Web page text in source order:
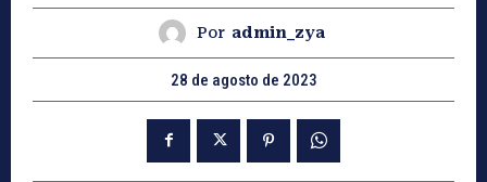
Por admin_zya
28 de agosto de 2023